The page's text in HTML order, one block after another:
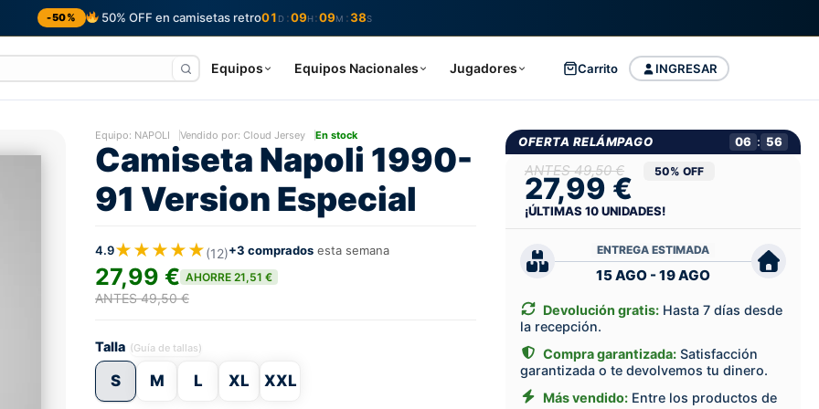
-50% 50% OFF en camisetas retro01 D :09H :09M : 38S
Equipos Equipos Nacionales Jugadores INGRESAR
Carrito
Equipo: NAPOLI Vendido por: Cloud Jersey En stock
Camiseta Napoli 1990-
91 Version Especial
4.9★★★★★(12)+3 comprados esta semana
27,99 € AHORRE 21,51 €
ANTES 49,50 €
Talla (Guía de tallas)
S M L XL XXL
OFERTA RELÁMPAGO 06 : 55
49,50 €
27,99 € 50% OFF
¡ÚLTIMAS10UNIDADES!
ENTREGA ESTIMADA
15 AGO - 19 AGO
Devolución gratis: Hasta 7 días desde
la recepción.
Compra garantizada: Satisfacción
garantizada o te devolvemos tu dinero.
Más vendido: Entre los productos de